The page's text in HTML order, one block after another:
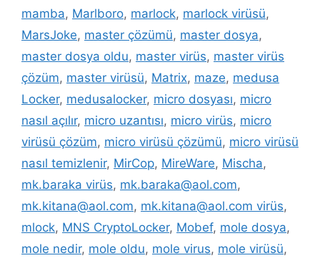
mamba, Marlboro, marlock, marlock virüsü,
MarsJoke, master çözümü, master dosya,
master dosya oldu, master virüs, master virüs
çözüm, master virüsü, Matrix, maze, medusa
Locker, medusalocker, micro dosyası, micro
nasıl açılır, micro uzantısı, micro virüs, micro
virüsü çözüm, micro virüsü çözümü, micro virüsü
nasıl temizlenir, MirCop, MireWare, Mischa,
mk.baraka virüs, mk.baraka@aol.com,
mk.kitana@aol.com, mk.kitana@aol.com virüs,
mlock, MNS CryptoLocker, Mobef, mole dosya,
mole nedir, mole oldu, mole virus, mole virüsü,